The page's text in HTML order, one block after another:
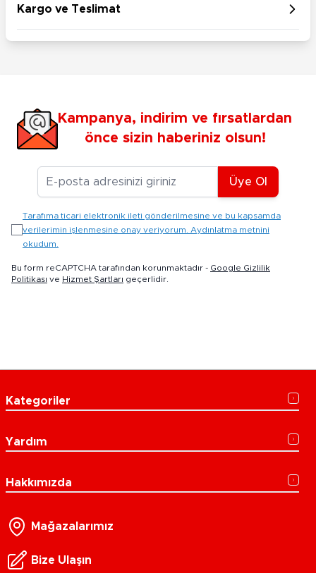
Kargo ve Teslimat
Kampanya, indirim ve fırsatlardan
önce sizin haberiniz olsun!
E-posta Adresiniz
Üye Ol
Tarafıma ticari elektronik ileti gönderilmesine ve bu kapsamda
verilerimin işlenmesine onay veriyorum. Aydınlatma metnini
okudum.
Bu form reCAPTCHA tarafından korunmaktadır - Google Gizlilik
Politikası ve Hizmet Şartları geçerlidir.
Kategoriler
Yardım
Hakkımızda
Mağazalarımız
Bize Ulaşın